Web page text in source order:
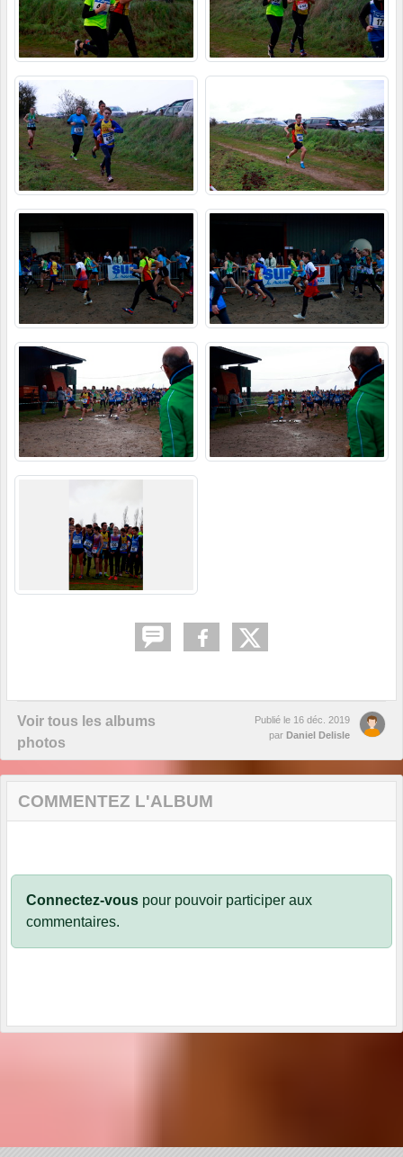
Voir tous les albums
photos
Publié le 16 déc. 2019
par Daniel Delisle
COMMENTEZ L'ALBUM
Connectez-vous pour pouvoir participer aux
commentaires.